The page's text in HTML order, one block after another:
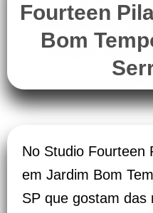
Fourteen
Bom
No Studio Fourteen
em Jardim Bom
SP que gostam das